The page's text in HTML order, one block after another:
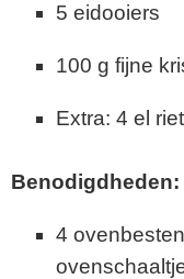
5 eidooiers
100 g fijne
Extra: 4 el
Benodigdheden:
4